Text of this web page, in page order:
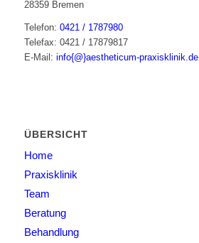
28359 Bremen
Telefon: 0421 / 1787980
Telefax: 0421 / 17879817
E-Mail: info{@}aestheticum-praxisklinik.de
ÜBERSICHT
Home
Praxisklinik
Team
Beratung
Behandlung